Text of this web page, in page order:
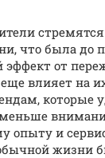
что была до
эффект от
влияет на
которые
меньше
опыту и
жизни